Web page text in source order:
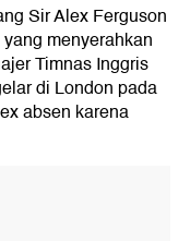
Sir Alex Ferguson
menyerahkan
Timnas Inggris
di London pada
absen karena